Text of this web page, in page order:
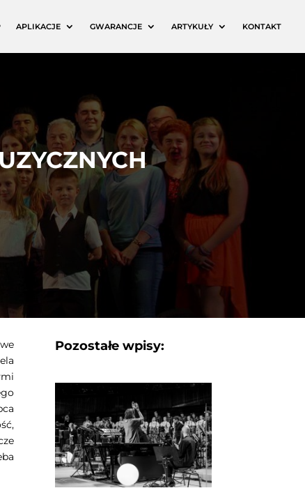
APLIKACJE GWARANCJE ARTYKUŁY KONTAKT
Pozostałe wpisy: